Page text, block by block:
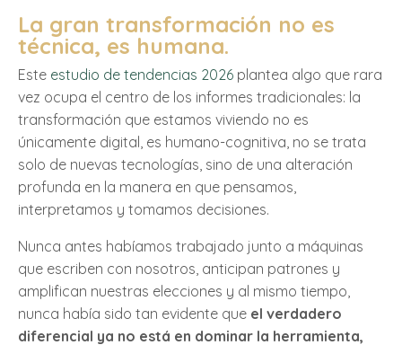
La gran transformación no es
técnica, es humana.
Este estudio de tendencias 2026 plantea algo que rara
vez ocupa el centro de los informes tradicionales: la
transformación que estamos viviendo no es
únicamente digital, es humano-cognitiva, no se trata
solo de nuevas tecnologías, sino de una alteración
profunda en la manera en que pensamos,
interpretamos y tomamos decisiones.
Nunca antes habíamos trabajado junto a máquinas
que escriben con nosotros, anticipan patrones y
amplifican nuestras elecciones y al mismo tiempo,
nunca había sido tan evidente que el verdadero
diferencial ya no está en dominar la herramienta,